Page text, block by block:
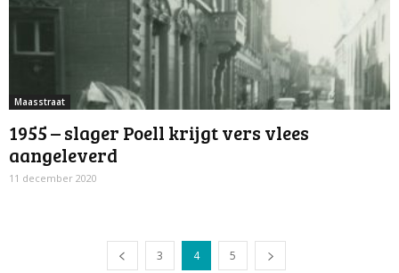
Maasstraat
1955 – slager Poell krijgt vers vlees
aangeleverd
11 december 2020
3 4 5